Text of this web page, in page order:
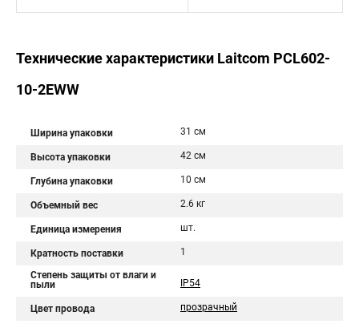
Технические характеристики Laitcom PCL602-
10-2EWW
Ширина упаковки 31 см
Высота упаковки 42 см
Глубина упаковки 10 см
Объемный вес 2.6 кг
Единица измерения шт.
Кратность поставки 1
Степень защиты от влаги и
пыли
IP54
Цвет провода прозрачный